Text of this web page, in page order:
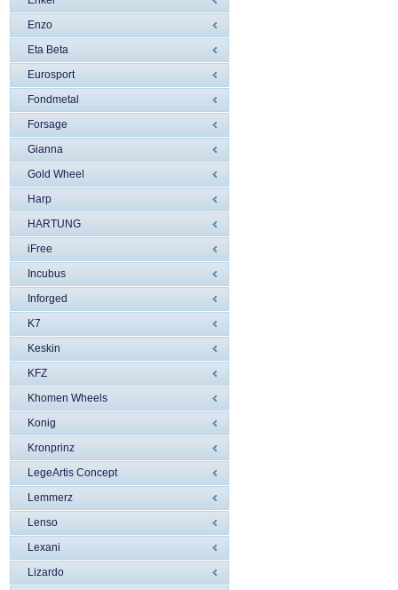
Enzo
Eta Beta
Eurosport
Fondmetal
Forsage
Gianna
Gold Wheel
Harp
HARTUNG
iFree
Incubus
Inforged
K7
Keskin
KFZ
Khomen Wheels
Konig
Kronprinz
LegeArtis Concept
Lemmerz
Lenso
Lexani
Lizardo